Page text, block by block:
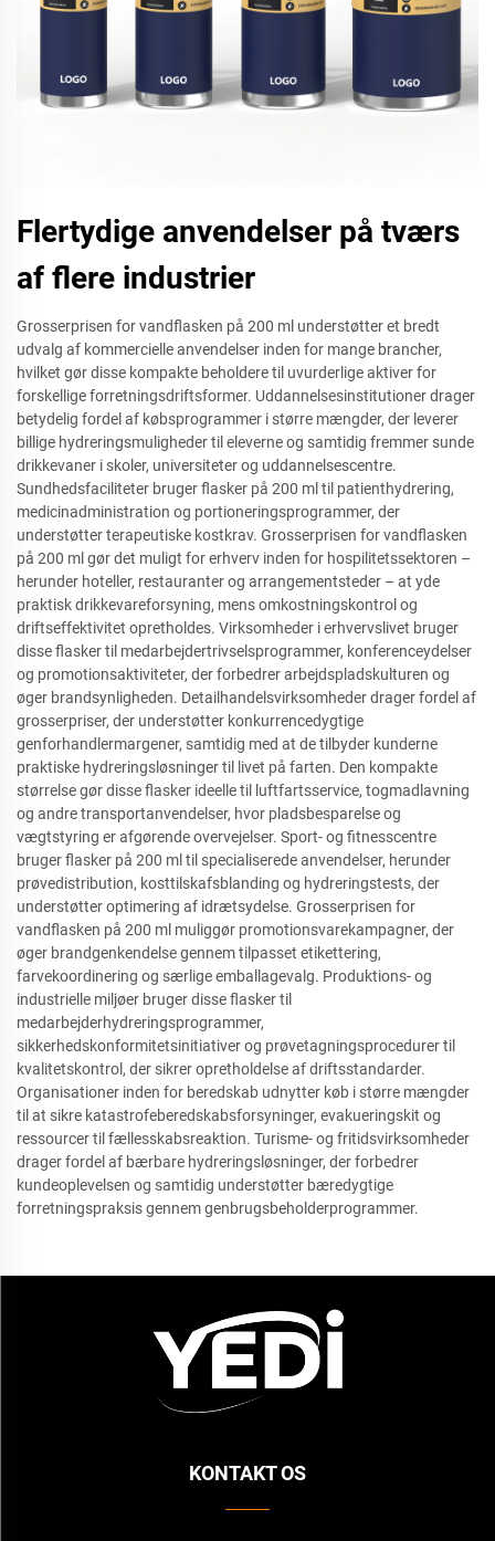
Flertydige anvendelser på tværs
af flere industrier
Grosserprisen for vandflasken på 200 ml understøtter et bredt
udvalg af kommercielle anvendelser inden for mange brancher,
hvilket gør disse kompakte beholdere til uvurderlige aktiver for
forskellige forretningsdriftsformer. Uddannelsesinstitutioner drager
betydelig fordel af købsprogrammer i større mængder, der leverer
billige hydreringsmuligheder til eleverne og samtidig fremmer sunde
drikkevaner i skoler, universiteter og uddannelsescentre.
Sundhedsfaciliteter bruger flasker på 200 ml til patienthydrering,
medicinadministration og portioneringsprogrammer, der
understøtter terapeutiske kostkrav. Grosserprisen for vandflasken
på 200 ml gør det muligt for erhverv inden for hospilitetssektoren –
herunder hoteller, restauranter og arrangementsteder – at yde
praktisk drikkevareforsyning, mens omkostningskontrol og
driftseffektivitet opretholdes. Virksomheder i erhvervslivet bruger
disse flasker til medarbejdertrivselsprogrammer, konferenceydelser
og promotionsaktiviteter, der forbedrer arbejdspladskulturen og
øger brandsynligheden. Detailhandelsvirksomheder drager fordel af
grosserpriser, der understøtter konkurrencedygtige
genforhandlermargener, samtidig med at de tilbyder kunderne
praktiske hydreringsløsninger til livet på farten. Den kompakte
størrelse gør disse flasker ideelle til luftfartsservice, togmadlavning
og andre transportanvendelser, hvor pladsbesparelse og
vægtstyring er afgørende overvejelser. Sport- og fitnesscentre
bruger flasker på 200 ml til specialiserede anvendelser, herunder
prøvedistribution, kosttilskafsblanding og hydreringstests, der
understøtter optimering af idrætsydelse. Grosserprisen for
vandflasken på 200 ml muliggør promotionsvarekampagner, der
øger brandgenkendelse gennem tilpasset etikettering,
farvekoordinering og særlige emballagevalg. Produktions- og
industrielle miljøer bruger disse flasker til
medarbejderhydreringsprogrammer,
sikkerhedskonformitetsinitiativer og prøvetagningsprocedurer til
kvalitetskontrol, der sikrer opretholdelse af driftsstandarder.
Organisationer inden for beredskab udnytter køb i større mængder
til at sikre katastrofeberedskabsforsyninger, evakueringskit og
ressourcer til fællesskabsreaktion. Turisme- og fritidsvirksomheder
drager fordel af bærbare hydreringsløsninger, der forbedrer
kundeoplevelsen og samtidig understøtter bæredygtige
forretningspraksis gennem genbrugsbeholderprogrammer.
KONTAKT OS